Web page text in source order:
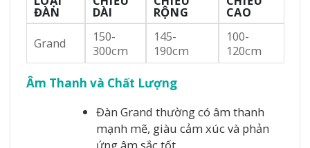
ĐÀN DÀI RỘNG
CAO
Grand
150-
300cm
145-
190cm
100-
120cm
Âm Thanh và Chất Lượng
Đàn Grand thường có âm thanh
mạnh mẽ, giàu cảm xúc và phản